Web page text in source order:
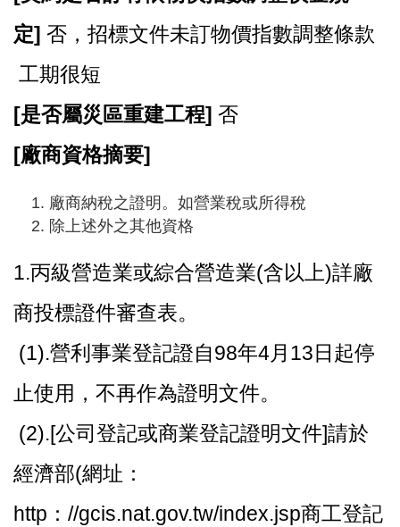
定] 否，招標文件未訂物價指數調整條款
工期很短
[是否屬災區重建工程] 否
[廠商資格摘要]
廠商納稅之證明。如營業稅或所得稅
除上述外之其他資格
1.丙級營造業或綜合營造業(含以上)詳廠
商投標證件審查表。
(1).營利事業登記證自98年4月13日起停
止使用，不再作為證明文件。
(2).[公司登記或商業登記證明文件]請於
經濟部(網址：
http：//gcis.nat.gov.tw/index.jsp商工登記